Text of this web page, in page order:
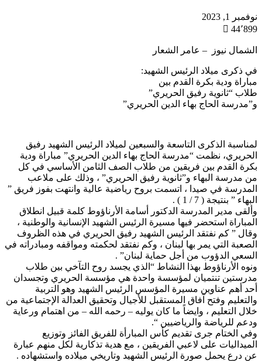
نوفمبر 1, 2023
44٬899
الشمال نيوز – عامر الشعار
في ذكرى ميلاد الرئيس الشهيد:
مباراة ودية بكرة القدم بين
طلاب “ثانوية رفيق الحريري”
و”مدرسة الحاج بهاء الدين الحريري”
لمناسبة الذكرى التاسعة والسبعين لميلاد الرئيس الشهيد رفيق
الحريري، نظمت “مدرسة الحاج بهاء الدين الحريري” مباراة ودية
بكرة القدم بين فريقين من طلاب الصف الثامن الأساسي في كل
من مدرسة البهاء و”ثانوية رفيق الحريري” ، وذلك على ملاعب
المدرسة في صيدا ، اتسمت بروح رياضية عالية وانتهت بفوز فريق ”
البهاء ” بنتيجة ( 7 / 1 ) .
وألقى مدير المدرسة الدكتور أسامة الأرناؤوط كلمة قبيل انطلاق
المباراة استحضر فيها مسيرة الرئيس الشهيد الإنسانية والوطنية ،
وقال ” كم نفتقد الرئيس الشهيد رفيق الحريري في هذه الظروف
الصعبة التي يمر بها لبنان ، وكم نفتقد لحكمته ومواقفه ومبادراته في
السعي الدؤوب من أجل حماية لبنان” .
ونوه الأرناؤوط بهذا النشاط “الذي يجسد روح التآخي بين طلاب
مدرستين تنتميان لمؤسسة واحدة هي مؤسسة الحريري وتجسدان
أحد أهم عناوين مسيرة المؤسس الرئيس الشهيد وهو التربية
والتعليم وفتح آفاق المستقبل للأجيال وتحقيق العدالة الإجتماعية من
خلال التعليم ، وايضاً ما كان يوليه – رحمه الله – من اهتمام ورعاية
ودعم للرياضة والرياضيين “.
وفي الختام جرى تقديم كأس المبارأة للفريق الفائز وتوزيع
الميداليات على لاعبي الفريقين ، مع هدية تذكارية لكل منهم عبارة
عن درع يحمل صورة الرئيس الشهيد وتاريخي ميلاده واستشهاده .